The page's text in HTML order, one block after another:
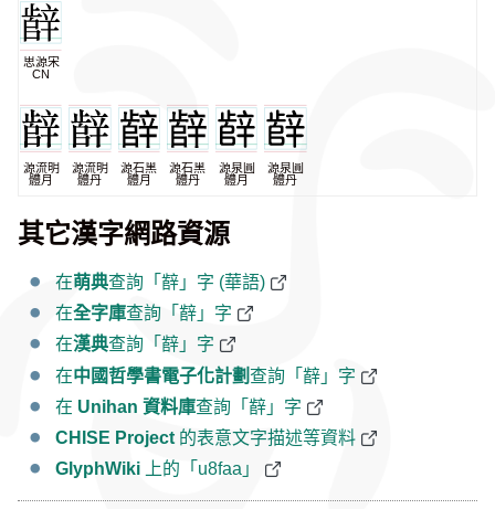
思源宋
CN
源流明
體月
源流明
體丹
源石黑
體月
源石黑
體丹
源泉圓
體月
源泉圓
體丹
其它漢字網路資源
在萌典查詢「辪」字 (華語)
在全字庫查詢「辪」字
在漢典查詢「辪」字
在中國哲學書電子化計劃查詢「辪」字
在 Unihan 資料庫查詢「辪」字
CHISE Project 的表意文字描述等資料
GlyphWiki 上的「u8faa」